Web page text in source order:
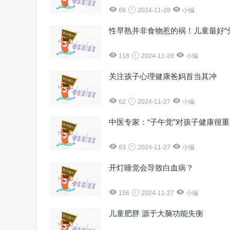
68 2024-11-28 小编
性早熟并非食物惹的祸！儿童最好“
118 2024-11-28 小编
关注孩子心理健康爸妈首当其冲
62 2024-11-27 小编
中医专家：“子午觉”对孩子健康很
83 2024-11-27 小编
开灯睡觉会导致白血病？
156 2024-11-27 小编
儿童肥胖 源于大脑功能失衡